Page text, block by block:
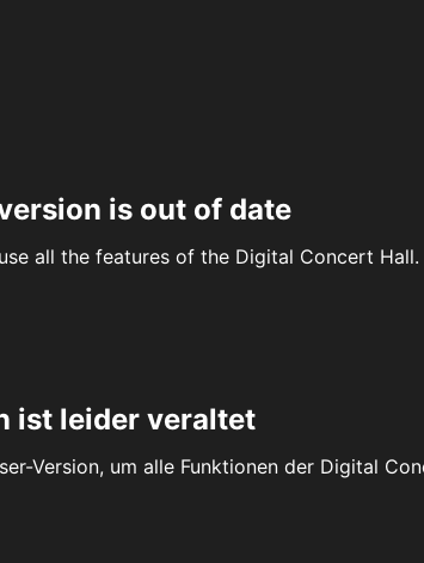
is out of date
all the features of the Digital Concert Hall.
ist leider veraltet
Version, um alle Funktionen der Digital